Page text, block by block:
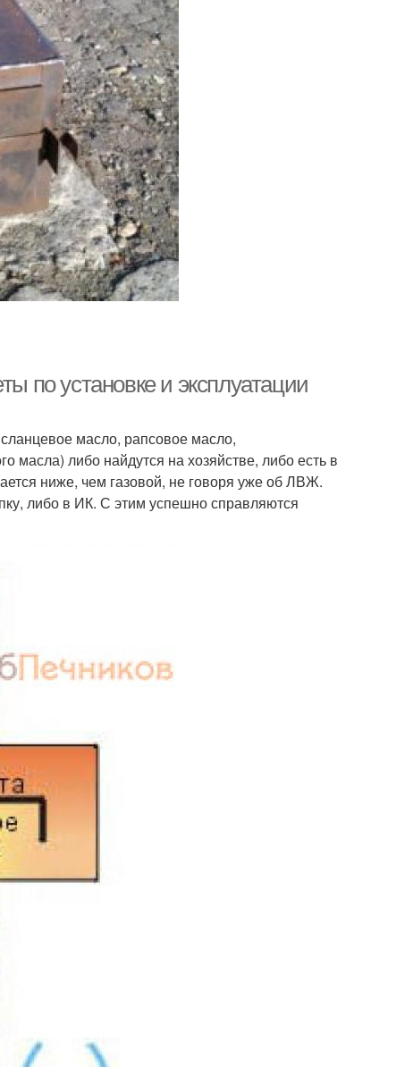
по установке и эксплуатации
масло, рапсовое масло,
масла) либо найдутся на хозяйстве, либо есть в
ниже, чем газовой, не говоря уже об ЛВЖ.
либо в ИК. С этим успешно справляются